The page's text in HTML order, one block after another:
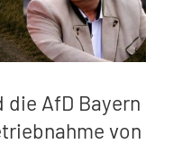
AfD Bayern
von